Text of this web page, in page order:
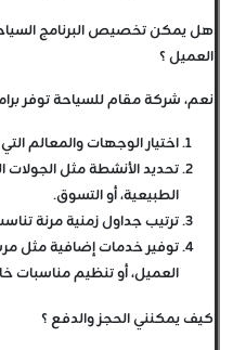
هل يمكن تخصيص البرنامج
العميل ؟
نعم، شركة مقام للسياحة توفر
اختيار الوجهات والمعالم
تحديد الأنشطة مثل الجولات
الطبيعية، أو التسوق.
ترتيب جداول زمنية مرنة
توفير خدمات إضافية مثل
العميل، أو تنظيم
كيف يمكنني الحجز والدفع ؟